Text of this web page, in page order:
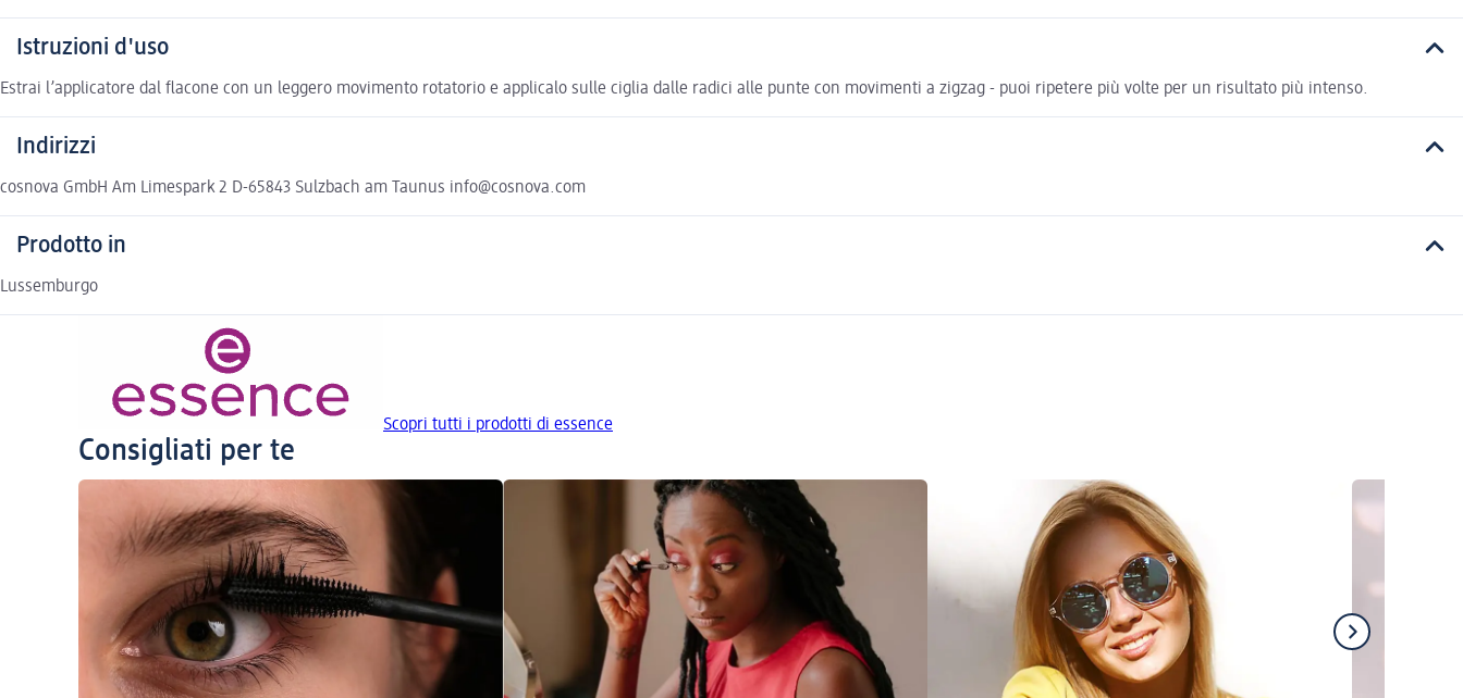
Istruzioni d'uso
Estrai l’applicatore dal flacone con un leggero movimento rotatorio e applicalo sulle ciglia dalle radici alle punte con movimenti a zigzag - puoi ripetere più volte per un risultato più intenso.
Indirizzi
cosnova GmbH Am Limespark 2 D-65843 Sulzbach am Taunus info@cosnova.com
Prodotto in
Lussemburgo
Scopri tutti i prodotti di essence
Consigliati per te